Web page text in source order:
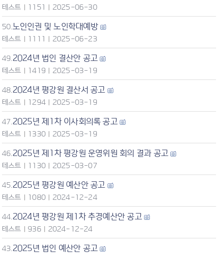
테스트 | 1151 | 2025-06-30
50. 노인인권 및 노인학대예방
테스트 | 1111 | 2025-06-23
49. 2024년 법인 결산안 공고
테스트 | 1419 | 2025-03-19
48. 2024년 평강원 결산서 공고
테스트 | 1294 | 2025-03-19
47. 2025년 제1차 이사회의록 공고
테스트 | 1330 | 2025-03-19
46. 2025년 제1차 평강원 운영위원 회의 결과 공고
테스트 | 1130 | 2025-03-07
45. 2025년 평강원 예산안 공고
테스트 | 1080 | 2024-12-24
44. 2024년 평강원 제1차 추경예산안 공고
테스트 | 936 | 2024-12-24
43. 2025년 법인 예산안 공고